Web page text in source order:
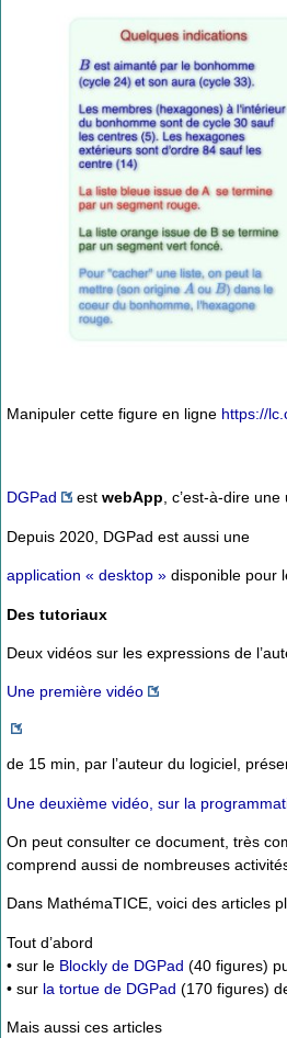
Manipuler cette figure en ligne https://
DGPad est webApp, c’est-à-dire
Depuis 2020, DGPad est aussi une
application « desktop » disponible pour
Des tutoriaux
Deux vidéos sur les expressions de
Une première vidéo
de 15 min, par l’auteur du logiciel,
Une deuxième vidéo, sur la
On peut consulter ce document, très
comprend aussi de nombreuses
Dans MathémaTICE, voici des articles
Tout d’abord
• sur le Blockly de DGPad (40 figures)
• sur la tortue de DGPad (170 figures)
Mais aussi ces articles